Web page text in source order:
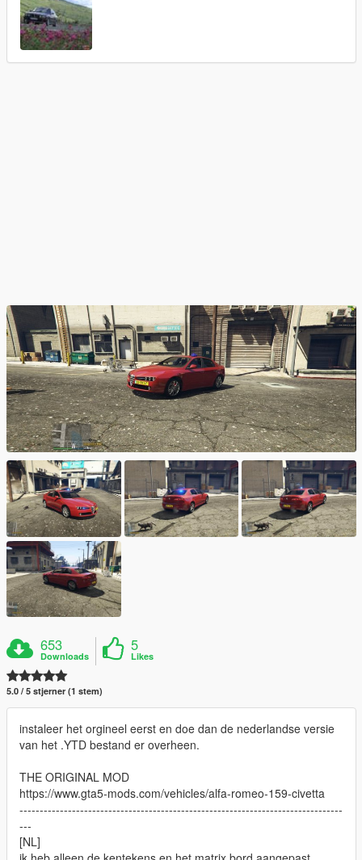
653
Downloads
5
Likes
5.0 / 5 stjerner (1 stem)
instaleer het orgineel eerst en doe dan de nederlandse versie
van het .YTD bestand er overheen.
THE ORIGINAL MOD
https://www.gta5-mods.com/vehicles/alfa-romeo-159-civetta
--------------------------------------------------------------------------------
---
[NL]